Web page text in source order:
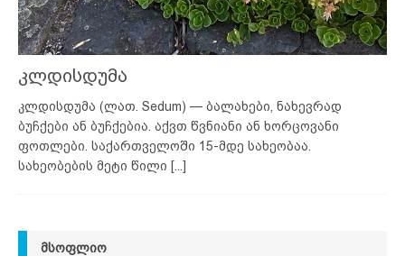
კლდისდუმა
კლდისდუმა (ლათ. Sedum) — ბალახები, ნახევრად
ბუჩქები ან ბუჩქებია. აქვთ წვნიანი ან ხორცოვანი
ფოთლები. საქართველოში 15-მდე სახეობაა.
სახეობების მეტი წილი [...]
ᲛᲡᲝᲤᲚᲘᲝ